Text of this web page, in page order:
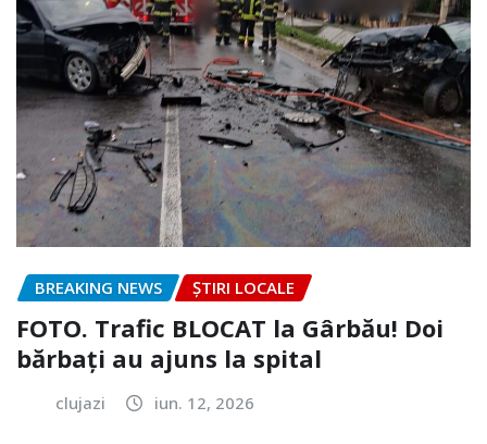
BREAKING NEWS ȘTIRI LOCALE
FOTO. Trafic BLOCAT la Gârbău! Doi
bărbați au ajuns la spital
clujazi iun. 12, 2026